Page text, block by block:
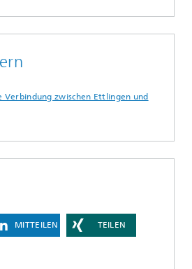
Verbindung zwischen Ettlingen und
MITTEILEN TEILEN